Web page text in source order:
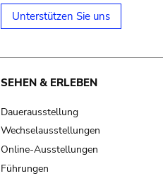
Unterstützen Sie uns
SEHEN & ERLEBEN
Dauerausstellung
Wechselausstellungen
Online-Ausstellungen
Führungen